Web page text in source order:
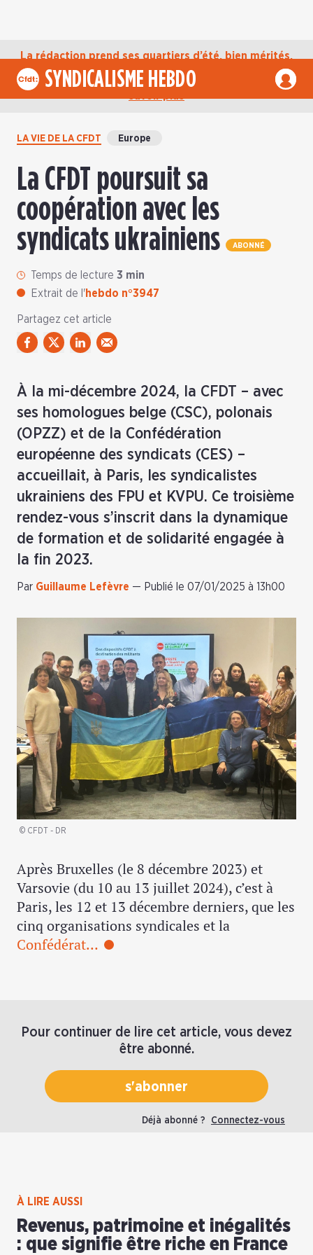
La rédaction prend ses quartiers d’été, bien mérités,
jusqu’au mardi 1er septembre. D’ici là, retrouvez
l’actualité de la CFDT sur notre compte Bluesky. En
SYNDICALISME HEBDO
LA VIE DE LA CFDT Europe
La CFDT poursuit sa
coopération avec les
syndicats ukrainiens
ABONNÉ
Temps de lecture 3 min
Extrait de l'hebdo n°3947
Partagez cet article
À la mi-décembre 2024, la CFDT – avec
ses homologues belge (CSC), polonais
(OPZZ) et de la Confédération
européenne des syndicats (CES) –
accueillait, à Paris, les syndicalistes
ukrainiens des FPU et KVPU. Ce troisième
rendez-vous s’inscrit dans la dynamique
de formation et de solidarité engagée à
la fin 2023.
Par Guillaume Lefèvre — Publié le 07/01/2025 à 13h00
© CFDT - DR
Après Bruxelles (le 8 décembre 2023) et
Varsovie (du 10 au 13 juillet 2024), c’est à
Paris, les 12 et 13 décembre derniers, que les
cinq organisations syndicales et la
Confédérat…
Pour continuer de lire cet article, vous devez
être abonné.
s'abonner
Déjà abonné ? Connectez-vous
À LIRE AUSSI
Revenus, patrimoine et inégalités
: que signifie être riche en France